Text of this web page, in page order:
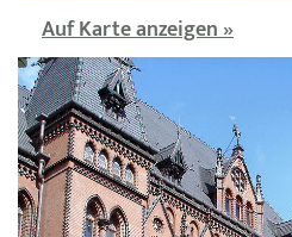
Auf Karte anzeigen »